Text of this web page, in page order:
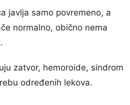
javlja samo povremeno, a
normalno, obično nema
zatvor, hemoroide, sindrom
određenih lekova.